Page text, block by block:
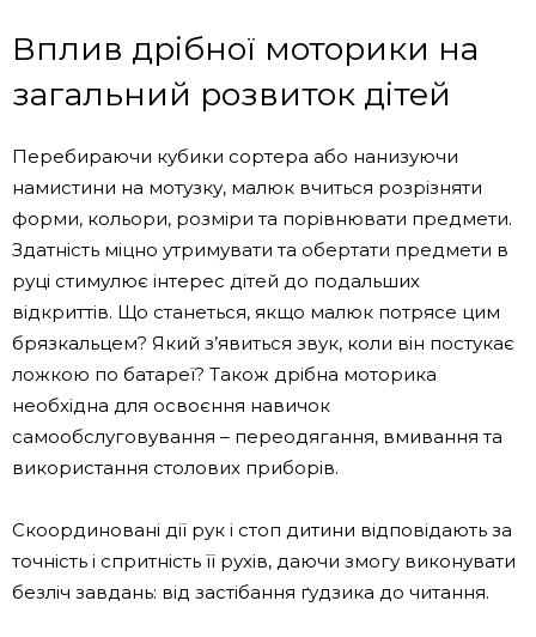
Вплив дрібної моторики на
загальний розвиток дітей
Перебираючи кубики сортера або нанизуючи
намистини на мотузку, малюк вчиться розрізняти
форми, кольори, розміри та порівнювати предмети.
Здатність міцно утримувати та обертати предмети в
руці стимулює інтерес дітей до подальших
відкриттів. Що станеться, якщо малюк потрясе цим
брязкальцем? Який з’явиться звук, коли він постукає
ложкою по батареї? Також дрібна моторика
необхідна для освоєння навичок
самообслуговування – переодягання, вмивання та
використання столових приборів.
Скоординовані дії рук і стоп дитини відповідають за
точність і спритність її рухів, даючи змогу виконувати
безліч завдань: від застібання ґудзика до читання.